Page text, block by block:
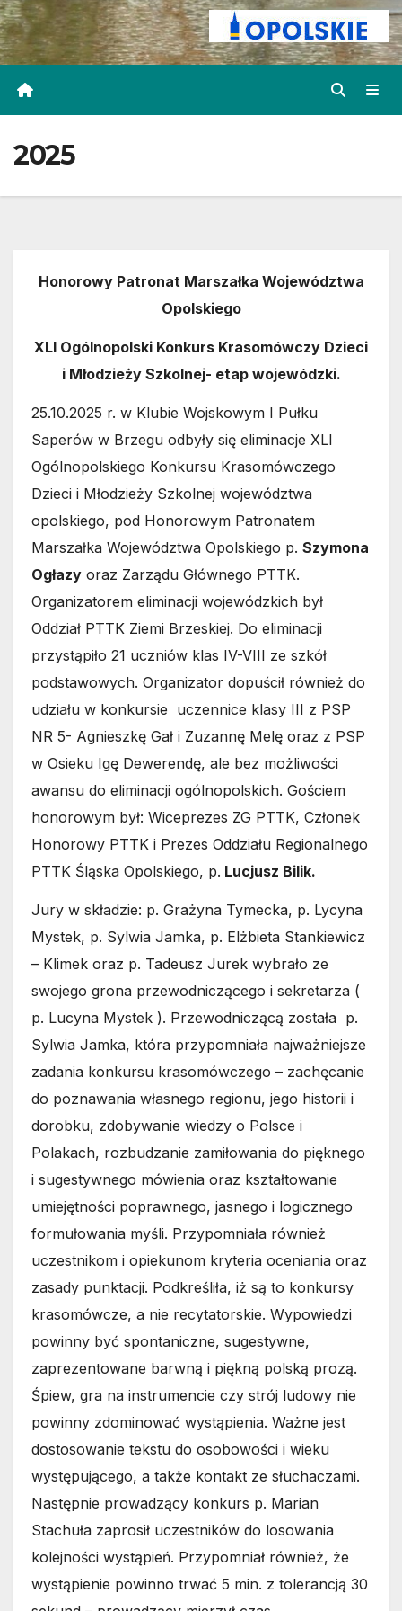
2025
Honorowy Patronat Marszałka Województwa
Opolskiego
XLI Ogólnopolski Konkurs Krasomówczy Dzieci
i Młodzieży Szkolnej- etap wojewódzki.
25.10.2025 r. w Klubie Wojskowym I Pułku
Saperów w Brzegu odbyły się eliminacje XLI
Ogólnopolskiego Konkursu Krasomówczego
Dzieci i Młodzieży Szkolnej województwa
opolskiego, pod Honorowym Patronatem
Marszałka Województwa Opolskiego p. Szymona
Ogłazy oraz Zarządu Głównego PTTK.
Organizatorem eliminacji wojewódzkich był
Oddział PTTK Ziemi Brzeskiej. Do eliminacji
przystąpiło 21 uczniów klas IV-VIII ze szkół
podstawowych. Organizator dopuścił również do
udziału w konkursie uczennice klasy III z PSP
NR 5- Agnieszkę Gał i Zuzannę Melę oraz z PSP
w Osieku Igę Dewerendę, ale bez możliwości
awansu do eliminacji ogólnopolskich. Gościem
honorowym był: Wiceprezes ZG PTTK, Członek
Honorowy PTTK i Prezes Oddziału Regionalnego
PTTK Śląska Opolskiego, p. Lucjusz Bilik.
Jury w składzie: p. Grażyna Tymecka, p. Lycyna
Mystek, p. Sylwia Jamka, p. Elżbieta Stankiewicz
– Klimek oraz p. Tadeusz Jurek wybrało ze
swojego grona przewodniczącego i sekretarza (
p. Lucyna Mystek ). Przewodniczącą została p.
Sylwia Jamka, która przypomniała najważniejsze
zadania konkursu krasomówczego – zachęcanie
do poznawania własnego regionu, jego historii i
dorobku, zdobywanie wiedzy o Polsce i
Polakach, rozbudzanie zamiłowania do pięknego
i sugestywnego mówienia oraz kształtowanie
umiejętności poprawnego, jasnego i logicznego
formułowania myśli. Przypomniała również
uczestnikom i opiekunom kryteria oceniania oraz
zasady punktacji. Podkreśliła, iż są to konkursy
krasomówcze, a nie recytatorskie. Wypowiedzi
powinny być spontaniczne, sugestywne,
zaprezentowane barwną i piękną polską prozą.
Śpiew, gra na instrumencie czy strój ludowy nie
powinny zdominować wystąpienia. Ważne jest
dostosowanie tekstu do osobowości i wieku
występującego, a także kontakt ze słuchaczami.
Następnie prowadzący konkurs p. Marian
Stachuła zaprosił uczestników do losowania
kolejności wystąpień. Przypomniał również, że
wystąpienie powinno trwać 5 min. z tolerancją 30